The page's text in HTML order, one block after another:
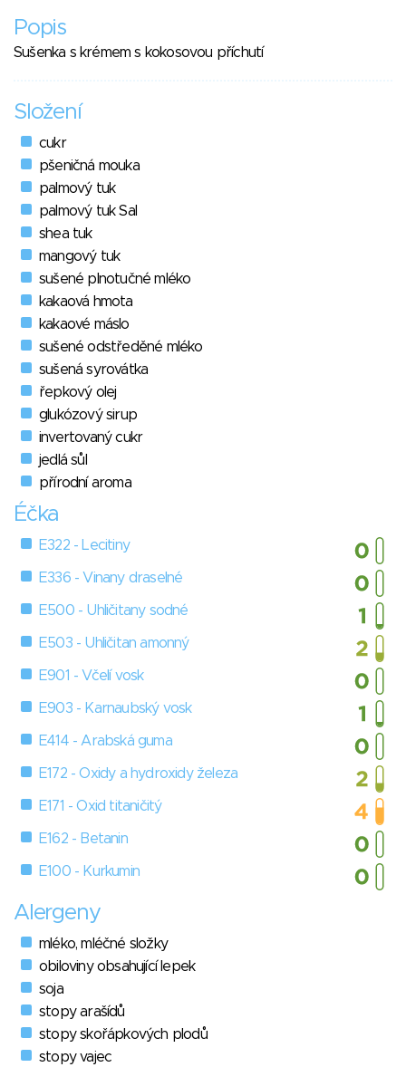
Popis
Sušenka s krémem s kokosovou příchutí
Složení
cukr
pšeničná mouka
palmový tuk
palmový tuk Sal
shea tuk
mangový tuk
sušené plnotučné mléko
kakaová hmota
kakaové máslo
sušené odstředěné mléko
sušená syrovátka
řepkový olej
glukózový sirup
invertovaný cukr
jedlá sůl
přírodní aroma
Éčka
E322 - Lecitiny
E336 - Vinany draselné
E500 - Uhličitany sodné
E503 - Uhličitan amonný
E901 - Včelí vosk
E903 - Karnaubský vosk
E414 - Arabská guma
E172 - Oxidy a hydroxidy železa
E171 - Oxid titaničitý
E162 - Betanin
E100 - Kurkumin
Alergeny
mléko, mléčné složky
obiloviny obsahující lepek
soja
stopy arašídů
stopy skořápkových plodů
stopy vajec